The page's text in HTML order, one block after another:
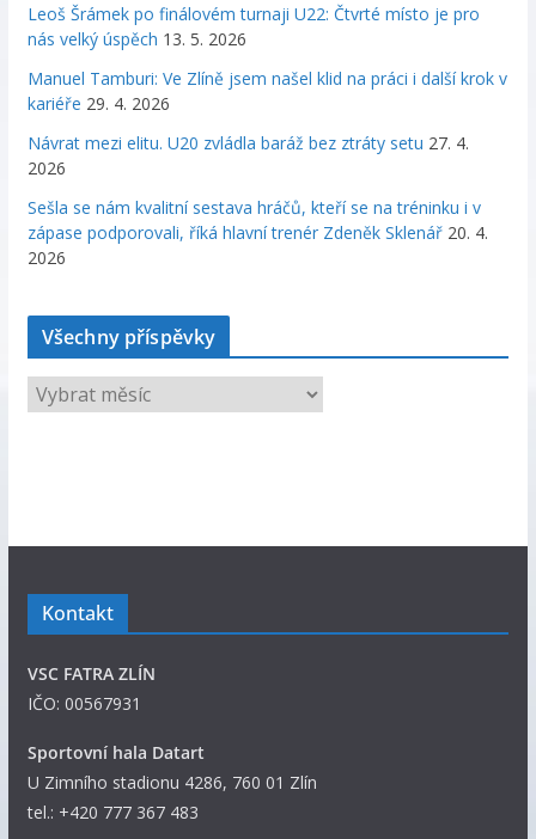
Leoš Šrámek po finálovém turnaji U22: Čtvrté místo je pro
nás velký úspěch 13. 5. 2026
Manuel Tamburi: Ve Zlíně jsem našel klid na práci i další krok v
kariéře 29. 4. 2026
Návrat mezi elitu. U20 zvládla baráž bez ztráty setu 27. 4.
2026
Sešla se nám kvalitní sestava hráčů, kteří se na tréninku i v
zápase podporovali, říká hlavní trenér Zdeněk Sklenář 20. 4.
2026
Všechny příspěvky
š
p
ě
v
k
Kontakt
VSC FATRA ZLÍN
IČO: 00567931
Sportovní hala Datart
U Zimního stadionu 4286, 760 01 Zlín
tel.: +420 777 367 483